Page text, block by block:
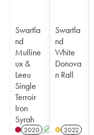
Swartla
nd
Mulline
ux &
Leeu
Single
Terroir
Iron
Syrah
2020 A
Swartla
nd
White
Donova
n Rall
2022